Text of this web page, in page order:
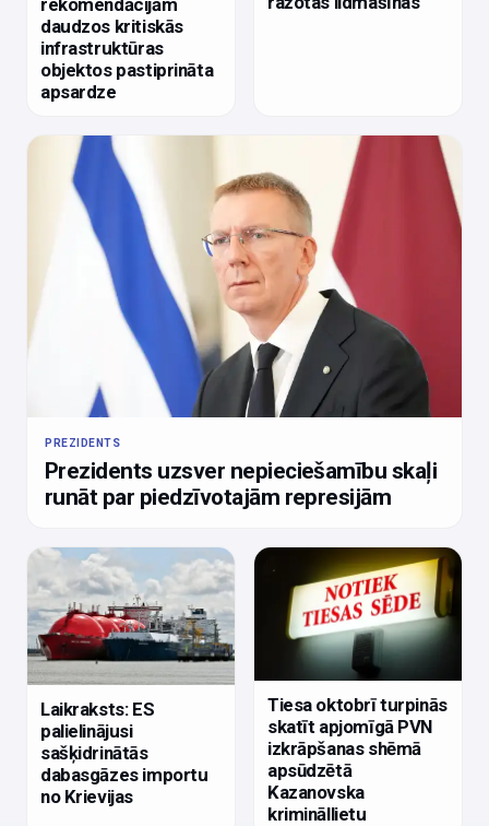
rekomendācijām
daudzos kritiskās
infrastruktūras
objektos pastiprināta
apsardze
PREZIDENTS
Prezidents uzsver nepieciešamību skaļi
runāt par piedzīvotajām represijām
Laikraksts: ES
palielinājusi
sašķidrinātās
dabasgāzes importu
no Krievijas
Tiesa oktobrī turpinās
skatīt apjomīgā PVN
izkrāpšanas shēmā
apsūdzētā
Kazanovska
krimināllietu